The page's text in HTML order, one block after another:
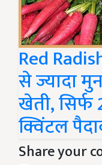
Red
से ज्यादा
खेती, सिर्फ
क्विंटल
Share your